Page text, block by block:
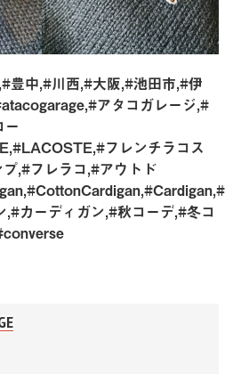
豊中,#川西,#大阪,#池田市,#伊
アタコガレージ,#
ー
フレンチラコス
,#フレラコ,#アウトド
,#カーディガン,#秋コーデ,#冬コ